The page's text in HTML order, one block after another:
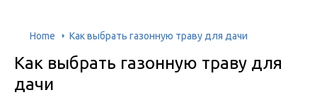
Home Как выбрать газонную траву для дачи
Как выбрать газонную траву для
дачи